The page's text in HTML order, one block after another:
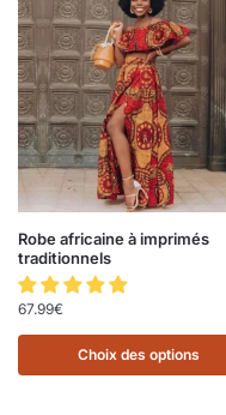
Robe africaine à imprimés
traditionnels
67.99€
Choix des options